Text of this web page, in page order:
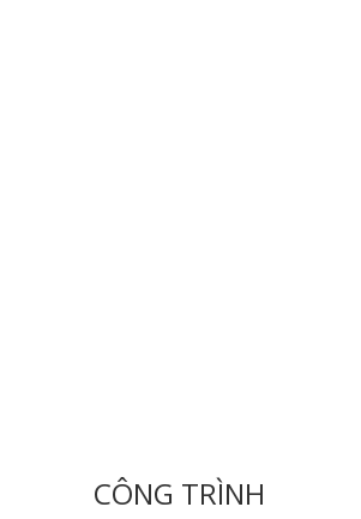
CÔNG TRÌNH